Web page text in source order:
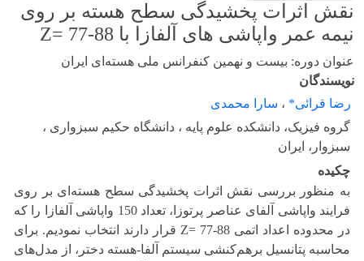
نقش اثرات پخشیدگی سطح هسته بر روی
نیمه عمر واپاشی های آلفازا با Z= 77-88
عنوان دوره: بیست و نهمین کنفرانس ملی هسته‌ای ایران
نویسندگان
رضا قرائی* ، سارا محمدی
گروه فیزیک، دانشکده علوم پایه ، دانشگاه حکیم سبزواری ،
سبزوار، ایران
چکیده
به منظور بررسی نقش اثرات پخشیدگی سطح هسته‌ای بر روی
فرایند واپاشی‌ آلفای عناصر پرتوزا، تعداد 150 واپاشی آلفازا را که
در محدوده اعداد اتمی Z= 77-88 قرار دارند انتخاب نمودیم. برای
محاسبه پتانسیل برهم‌کنشی سیستم آلفا-هسته دختر، از مدل‌های